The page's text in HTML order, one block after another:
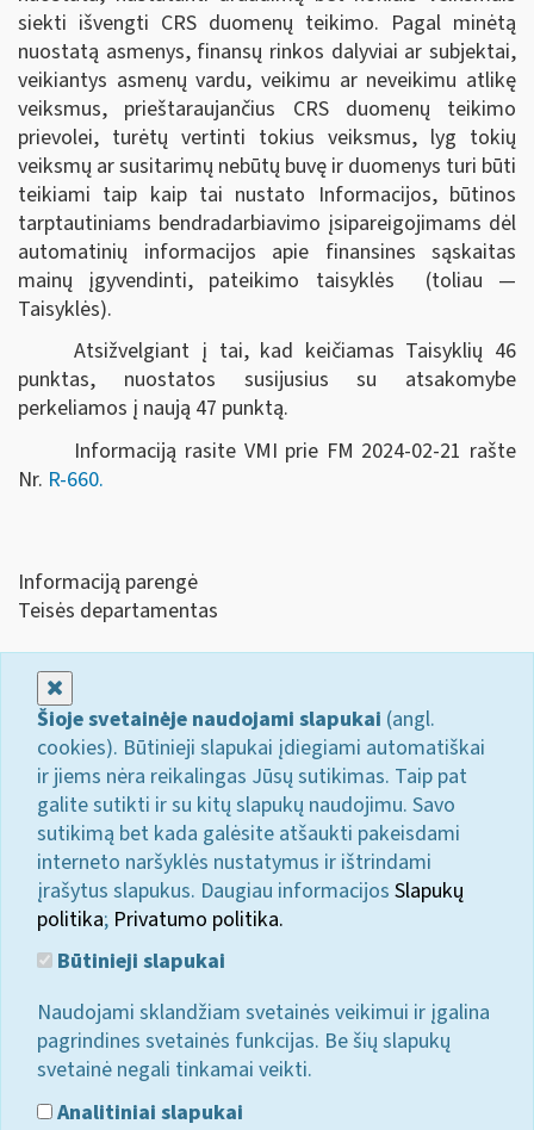
siekti išvengti CRS duomenų teikimo. Pagal minėtą
nuostatą asmenys, finansų rinkos dalyviai ar subjektai,
veikiantys asmenų vardu, veikimu ar neveikimu atlikę
veiksmus, prieštaraujančius CRS duomenų teikimo
prievolei, turėtų vertinti tokius veiksmus, lyg tokių
veiksmų ar susitarimų nebūtų buvę ir duomenys turi būti
teikiami taip kaip tai nustato Informacijos, būtinos
tarptautiniams bendradarbiavimo įsipareigojimams dėl
automatinių informacijos apie finansines sąskaitas
mainų įgyvendinti, pateikimo taisyklės (toliau —
Taisyklės).
Atsižvelgiant į tai, kad keičiamas Taisyklių 46
punktas, nuostatos susijusius su atsakomybe
perkeliamos į naują 47 punktą.
Informaciją rasite VMI prie FM 2024-02-21 rašte
Nr. R-660.
Informaciją parengė
Teisės departamentas
Šioje svetainėje naudojami slapukai (angl.
cookies). Būtinieji slapukai įdiegiami automatiškai
ir jiems nėra reikalingas Jūsų sutikimas. Taip pat
galite sutikti ir su kitų slapukų naudojimu. Savo
sutikimą bet kada galėsite atšaukti pakeisdami
interneto naršyklės nustatymus ir ištrindami
įrašytus slapukus. Daugiau informacijos Slapukų
politika; Privatumo politika.
Būtinieji slapukai
Naudojami sklandžiam svetainės veikimui ir įgalina
pagrindines svetainės funkcijas. Be šių slapukų
svetainė negali tinkamai veikti.
Analitiniai slapukai